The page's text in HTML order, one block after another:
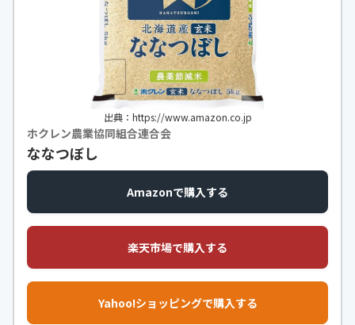
出典：https://www.amazon.co.jp
ホクレン農業協同組合連合会
ななつぼし
Amazonで購入する
楽天市場で購入する
Yahoo!ショッピングで購入する